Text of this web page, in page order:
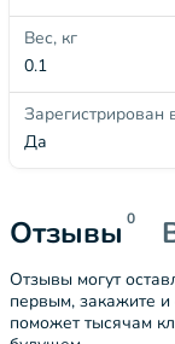
Вес, кг
0.1
Зарегистрирован
Да
Отзывы 0
Отзывы могут
первым, закажите и
поможет тысячам